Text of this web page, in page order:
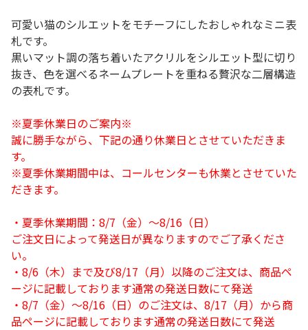
可愛い猫のシルエットをモチーフにしたおしゃれなミニ表
札です。
黒いマット調の落ち着いたアクリルをシルエット型に切り
抜き、色を選べるネームプレートを重ねる贅沢な二層構造
の表札です。
※夏季休業日のご案内※
誠に勝手ながら、下記の通り休業日とさせていただきま
す。
※夏季休業期間中は、コールセンターも休業とさせていた
だきます。
・夏季休業期間：8/7（金）～8/16（日）
ご注文日によって発送日が異なりますのでご了承くださ
い。
・8/6（木）まで及び8/17（月）以降のご注文は、商品ペ
ージに記載しております通常の発送日数にて発送
・8/7（金）～8/16（日）のご注文は、8/17（月）から商
品ページに記載しております通常の発送日数にて発送